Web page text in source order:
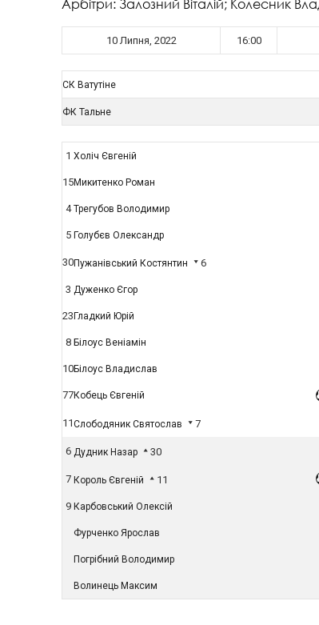
Арбітри: Залозний Віталій; Колесник
10 Липня, 2022 16:00
СК Ватутіне
ФК Тальне
1 Холіч Євгеній
15Микитенко Роман
4 Трегубов Володимир
5 Голубєв Олександр
30Пужанівський Костянтин 6
3 Дуженко Єгор
23Гладкий Юрій
8 Білоус Веніамін
10Білоус Владислав
77Кобець Євгеній
11Слободяник Святослав 7
6 Дудник Назар 30
7 Король Євгеній 11
9 Карбовський Олексій
Фурченко Ярослав
Погрібний Володимир
Волинець Максим